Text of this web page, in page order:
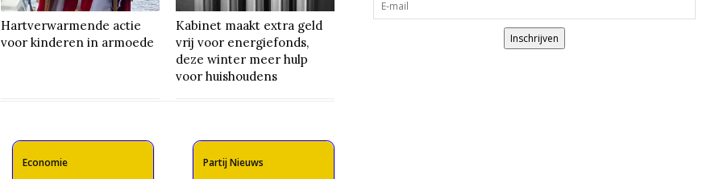
Hartverwarmende actie
voor kinderen in armoede
Kabinet maakt extra geld
vrij voor energiefonds,
deze winter meer hulp
voor huishoudens
Economie
Partij Nieuws
Inschrijven